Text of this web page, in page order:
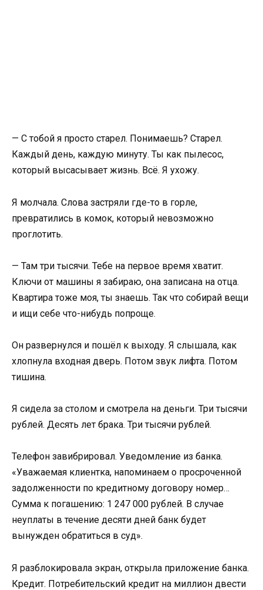
— С тобой я просто старел. Понимаешь? Старел.
Каждый день, каждую минуту. Ты как пылесос,
который высасывает жизнь. Всё. Я ухожу.
Я молчала. Слова застряли где-то в горле,
превратились в комок, который невозможно
проглотить.
— Там три тысячи. Тебе на первое время хватит.
Ключи от машины я забираю, она записана на отца.
Квартира тоже моя, ты знаешь. Так что собирай вещи
и ищи себе что-нибудь попроще.
Он развернулся и пошёл к выходу. Я слышала, как
хлопнула входная дверь. Потом звук лифта. Потом
тишина.
Я сидела за столом и смотрела на деньги. Три тысячи
рублей. Десять лет брака. Три тысячи рублей.
Телефон завибрировал. Уведомление из банка.
«Уважаемая клиентка, напоминаем о просроченной
задолженности по кредитному договору номер…
Сумма к погашению: 1 247 000 рублей. В случае
неуплаты в течение десяти дней банк будет
вынужден обратиться в суд».
Я разблокировала экран, открыла приложение банка.
Кредит. Потребительский кредит на миллион двести